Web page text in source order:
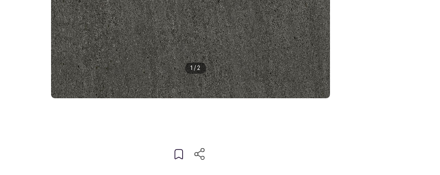
1/2